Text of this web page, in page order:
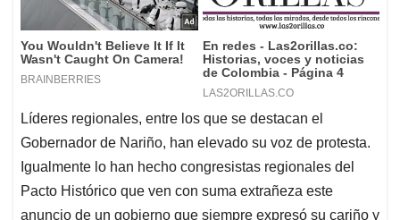
Líderes regionales, entre los que se destacan el
Gobernador de Nariño, han elevado su voz de protesta.
Igualmente lo han hecho congresistas regionales del
Pacto Histórico que ven con suma extrañeza este
anuncio de un gobierno que siempre expresó su cariño y